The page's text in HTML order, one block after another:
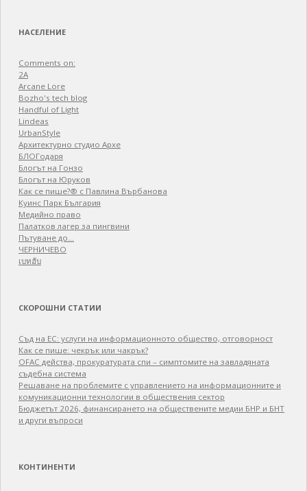
НАСЕЛЕНИЕ
Comments on:
2A
Arcane Lore
Bozho's tech blog
Handful of Light
Lindeas
UrbanStyle
Архитектурно студио Архе
БЛОГодаря
Блогът на Гонзо
Блогът на Юруков
Как се пише?® с Павлина Върбанова
Куинс Парк България
Медийно право
Палатков лагер зa пингвини
Пътуване до…
ЧЕРНИЧЕВО
เบทฮับ
СКОРОШНИ СТАТИИ
Съд на ЕС: услуги на информационното общество, отговорност
Как се пише: чекрък или чакрък?
OFAC действа, прокуратурата спи – симптомите на завладяната
съдебна система
Решаване на проблемите с управлението на информационните и
комуникационни технологии в обществения сектор
Бюджетът 2026, финансирането на обществените медии БНР и БНТ
и други въпроси
КОНТИНЕНТИ